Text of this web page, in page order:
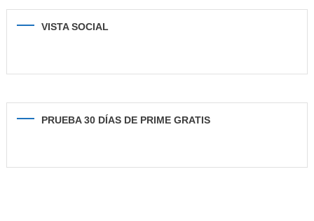
VISTA SOCIAL
PRUEBA 30 DÍAS DE PRIME GRATIS